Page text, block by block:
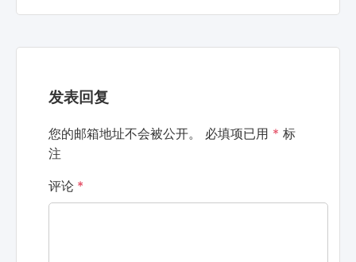
发表回复
您的邮箱地址不会被公开。 必填项已用 * 标
注
评论 *